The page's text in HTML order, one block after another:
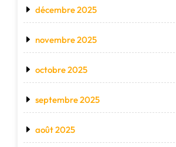
décembre 2025
novembre 2025
octobre 2025
septembre 2025
août 2025